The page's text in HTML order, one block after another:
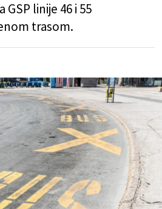
linije 46 i 55
trasom.